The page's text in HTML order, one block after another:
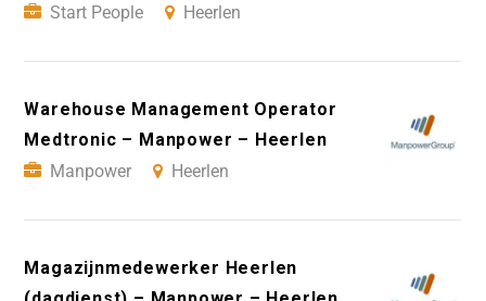
Start People
Heerlen
Warehouse Management Operator
Medtronic – Manpower – Heerlen
Manpower
Heerlen
Magazijnmedewerker Heerlen